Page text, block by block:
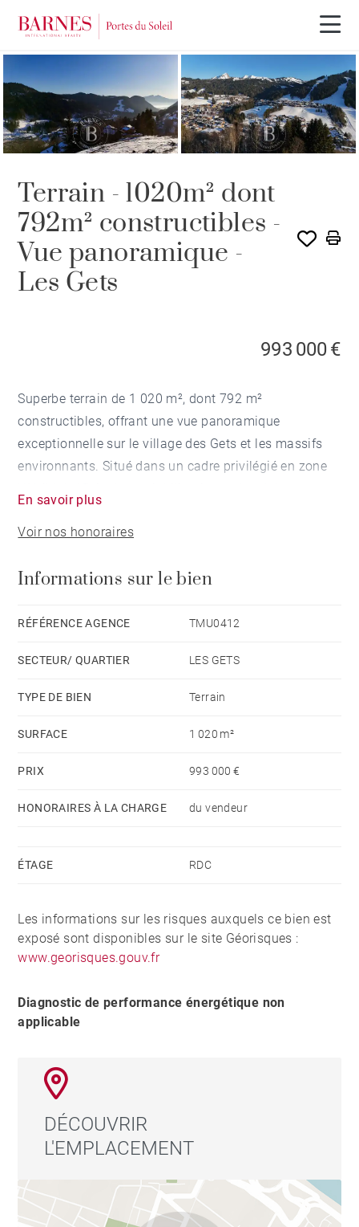
Terrain - 1020m² dont
792m² constructibles -
Vue panoramique -
Les Gets
993 000 €
Superbe terrain de 1 020 m², dont 792 m²
constructibles, offrant une vue panoramique
exceptionnelle sur le village des Gets et les massifs
environnants. Situé dans un cadre privilégié en zone
garantissant une facilité d’aménagement pour votre
futur projet immobilier.
Avec une emprise au sol permettant la construction
opportunité rare pour concrétiser un projet sur mesure,
résidence principale ou secondaire, il séduira les
amateurs d’authenticité et de paysages d’exception.
Réglementation pour les zones UH :
- 10m maximum au faîtage
En savoir plus
Voir nos honoraires
Informations sur le bien
RÉFÉRENCE AGENCE TMU0412
SECTEUR/ QUARTIER LES GETS
TYPE DE BIEN Terrain
SURFACE 1 020 m²
PRIX 993 000 €
HONORAIRES À LA CHARGE du vendeur
ÉTAGE RDC
Les informations sur les risques auxquels ce bien est
exposé sont disponibles sur le site Géorisques :
www.georisques.gouv.fr
Diagnostic de performance énergétique non
applicable
DÉCOUVRIR
L'EMPLACEMENT